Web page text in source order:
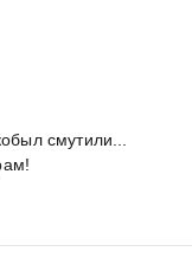
смутили...